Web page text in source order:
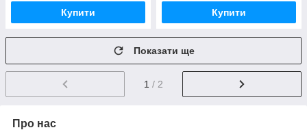
Купити Купити
Показати ще
1 / 2
Про нас